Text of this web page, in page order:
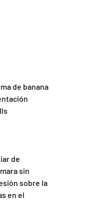
de banana
de
sin
sobre la
en el